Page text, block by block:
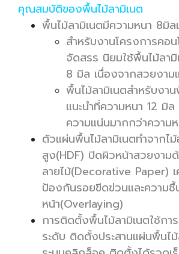
คุณสมบัติของพื้นไม้ลามิเนต
พื้นไม้ลามิเนตมีความหนา 8มิล
สำหรับงานโครงการคอน
จัดสรร นิยมใช้พื้นไม้ลา
8 มิล เนื่องจากสวยงาม
พื้นไม้ลามิเนตสำหรับงา
แนะนำที่ความหนา 12 มิ
ความแน่นมากกว่าความ
ตัวแผ่นพื้นไม้ลามิเนตทำจากไ
สูง(HDF) ปิดผิวหน้าสวยงาม
ลายไม้(Decorative Paper)
ป้องกันรอยขีดข่วนและความ
หน้า(Overlaying)
การติดตั้งพื้นไม้ลามิเนตใช้กา
ระดับ ติดตั้งประสานแผ่นพื้นไ